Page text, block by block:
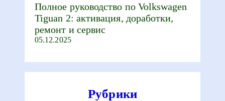
Полное руководство по Volkswagen
Tiguan 2: активация, доработки,
ремонт и сервис
05.12.2025
Рубрики